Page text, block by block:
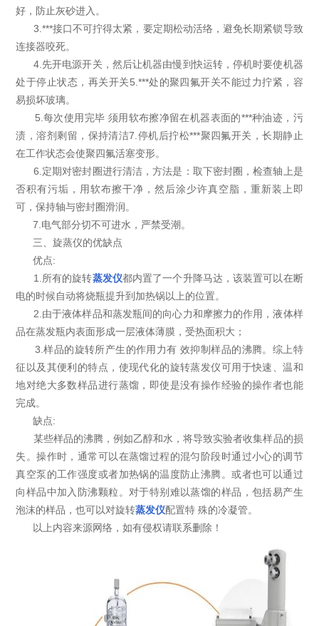
好，防止灰砂进入。
3.***接口不可拧得太紧，要定期松动活络，避免长期紧锁导致
连接器咬死。
4.先开电源开关，然后让机器由慢到快运转，停机时要使机器
处于停止状态，再关开关5.***处的聚四氟开关不能过力拧紧，容
易损坏玻璃。
5.每次使用完毕 须用软布擦净留在机器表面的***种油迹，污
渍，溶剂剩留，保持清洁7.停机后拧松***聚四氟开关，长期静止
在工作状态会使聚四氟活塞变形。
6.定期对密封圈进行清洁，方法是：取下密封圈，检查轴上是
否积有污垢，用软布擦干净，然后涂少许真空脂，重新装上即
可，保持轴与密封圈滑润。
7.电气部分切不可进水，严禁受潮。
三、旋蒸仪的优缺点
优点:
1.所有的旋转蒸发仪都内置了一个升降马达，该装置可以在断
电的时候自动将烧瓶提升到加热锅以上的位置。
2.由于液体样品和蒸发瓶间的向心力和摩擦力的作用，液体样
品在蒸发瓶内表面形成一层液体薄膜，受热面积大；
3.样品的旋转所产生的作用力有 效抑制样品的沸腾。综上特
征以及其便利的特点，使现代化的旋转蒸发仪可用于快速、温和
地对绝大多数样品进行蒸馏，即使是没有操作经验的操作者也能
完成。
缺点:
某些样品的沸腾，例如乙醇和水，将导致实验者收集样品的损
失。操作时，通常可以在蒸馏过程的混匀阶段时通过小心的调节
真空泵的工作强度或者加热锅的温度防止沸腾。或者也可以通过
向样品中加入防沸颗粒。对于特别难以蒸馏的样品，包括易产生
泡沫的样品，也可以对旋转蒸发仪配置特 殊的冷凝管。
以上内容来源网络，如有侵权请联系删除！